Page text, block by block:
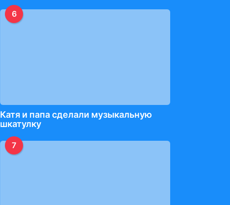
6
Катя и папа сделали музыкальную
шкатулку
7